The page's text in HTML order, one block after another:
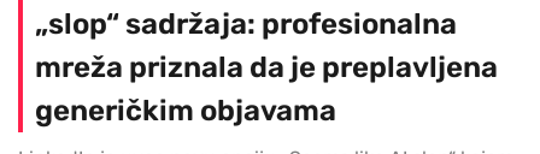
„slop“ sadržaja: profesionalna
mreža priznala da je preplavljena
generičkim objavama